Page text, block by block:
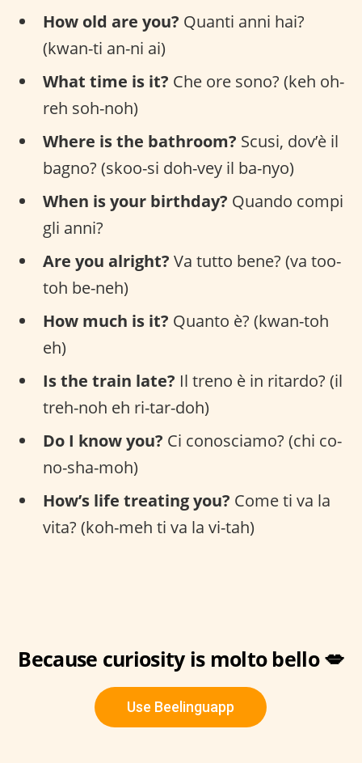
How old are you? Quanti anni hai?
(kwan-ti an-ni ai)
What time is it? Che ore sono? (keh oh-
reh soh-noh)
Where is the bathroom? Scusi, dov’è il
bagno? (skoo-si doh-vey il ba-nyo)
When is your birthday? Quando compi
gli anni?
Are you alright? Va tutto bene? (va too-
toh be-neh)
How much is it? Quanto è? (kwan-toh
eh)
Is the train late? Il treno è in ritardo? (il
treh-noh eh ri-tar-doh)
Do I know you? Ci conosciamo? (chi co-
no-sha-moh)
How’s life treating you? Come ti va la
vita? (koh-meh ti va la vi-tah)
Because curiosity is molto bello 💋
Use Beelinguapp